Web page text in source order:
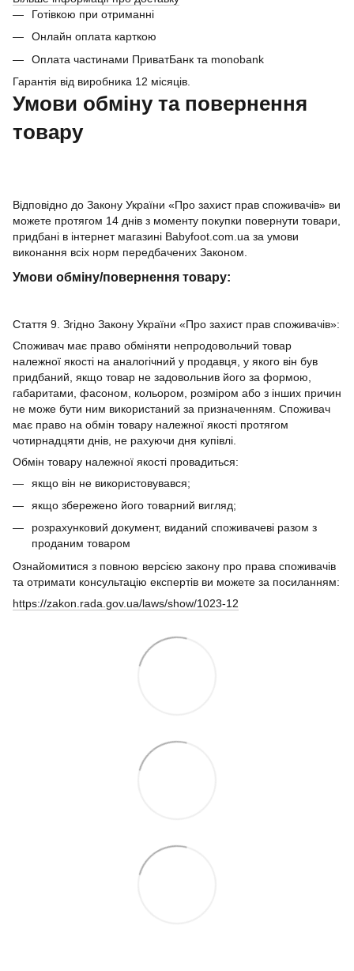
Готівкою при отриманні
Онлайн оплата карткою
Оплата частинами ПриватБанк та monobank
Гарантія від виробника 12 місяців.
Умови обміну та повернення
товару
Відповідно до Закону України «Про захист прав споживачів» ви
можете протягом 14 днів з моменту покупки повернути товари,
придбані в інтернет магазині Babyfoot.com.ua за умови
виконання всіх норм передбачених Законом.
Умови обміну/повернення товару:
Стаття 9. Згідно Закону України «Про захист прав споживачів»:
Споживач має право обміняти непродовольчий товар
належної якості на аналогічний у продавця, у якого він був
придбаний, якщо товар не задовольнив його за формою,
габаритами, фасоном, кольором, розміром або з інших причин
не може бути ним використаний за призначенням. Споживач
має право на обмін товару належної якості протягом
чотирнадцяти днів, не рахуючи дня купівлі.
Обмін товару належної якості провадиться:
якщо він не використовувався;
якщо збережено його товарний вигляд;
розрахунковий документ, виданий споживачеві разом з
проданим товаром
Ознайомитися з повною версією закону про права споживачів
та отримати консультацію експертів ви можете за посиланням:
https://zakon.rada.gov.ua/laws/show/1023-12